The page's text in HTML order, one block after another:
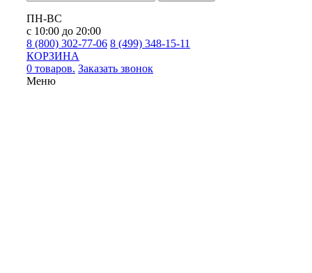
ПН-ВС
с 10:00 до 20:00
8 (800) 302-77-06 8 (499) 348-15-11
КОРЗИНА
0 товаров. Заказать звонок
Меню